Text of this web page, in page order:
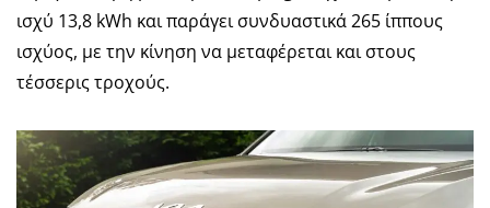
ισχύ 13,8 kWh και παράγει συνδυαστικά 265 ίππους
ισχύος, με την κίνηση να μεταφέρεται και στους
τέσσερις τροχούς.